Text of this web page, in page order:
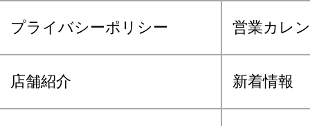
プライバシーポリシー 営業カレ
店舗紹介 新着情報